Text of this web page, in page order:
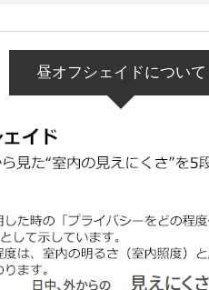
昼オフシェイドについて